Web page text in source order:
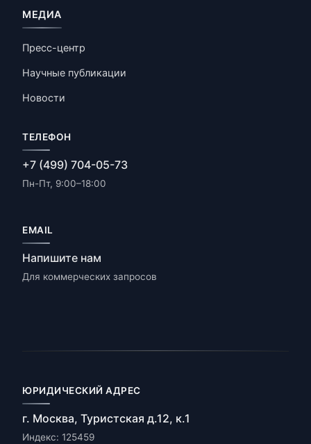
МЕДИА
Пресс-центр
Научные публикации
Новости
ТЕЛЕФОН
+7 (499) 704-05-73
Пн-Пт, 9:00–18:00
EMAIL
Напишите нам
Для коммерческих запросов
ЮРИДИЧЕСКИЙ АДРЕС
г. Москва, Туристская д.12, к.1
Индекс: 125459